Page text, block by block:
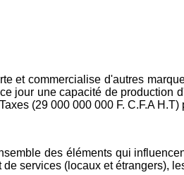
et commercialise d'autres
jour une capacité de
(29 000 000 000 F. C.F.A
des éléments qui
services (locaux et étrangers),